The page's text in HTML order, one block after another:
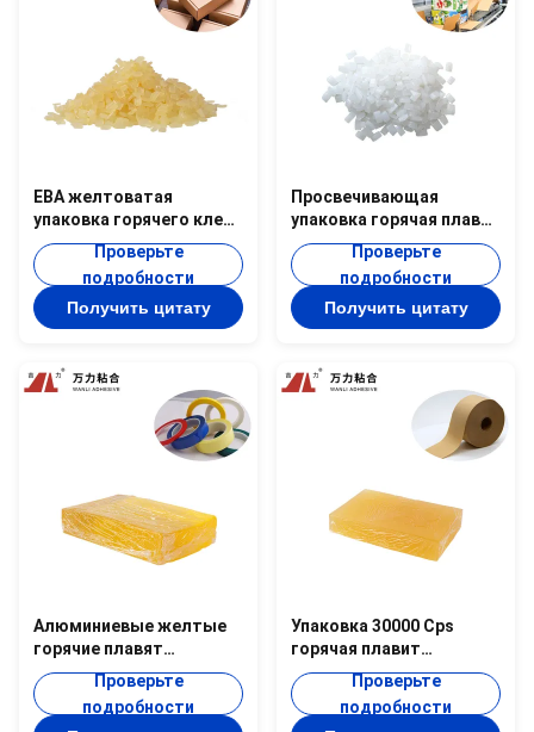
ЕВА желтоватая
упаковка горячего клея
расплава
гофрированного
картона клей картонная
коробка EVA-KB-1H
Проверьте
подробности
Получить цитату
Просвечивающая
упаковка горячая плавит
слипчивую складывая
продукцию EVA-KB-1HA
коробки
Проверьте
подробности
Получить цитату
Алюминиевые желтые
горячие плавят
упаковывая твердое
тело слипчивое TPR-
7350 ленты
Проверьте
подробности
Упаковка 30000 Cps
горячая плавит
давление прилипателя -
чувствительное желтое
резиновое TPR-6559S
Проверьте
подробности